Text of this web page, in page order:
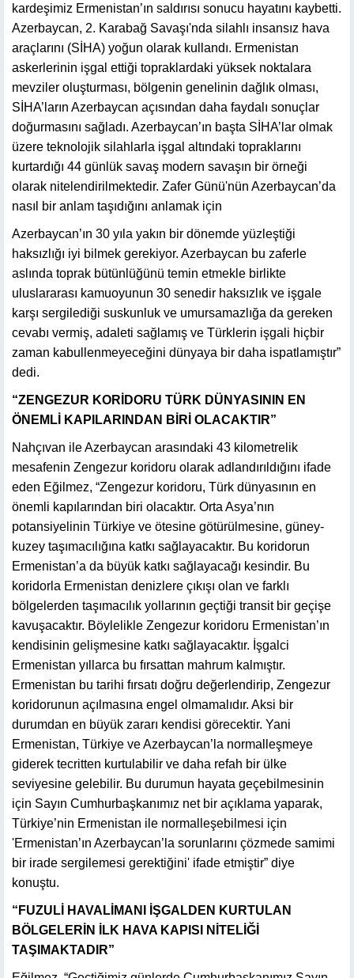
kardeşimiz Ermenistan’ın saldırısı sonucu hayatını kaybetti.
Azerbaycan, 2. Karabağ Savaşı'nda silahlı insansız hava
araçlarını (SİHA) yoğun olarak kullandı. Ermenistan
askerlerinin işgal ettiği topraklardaki yüksek noktalara
mevziler oluşturması, bölgenin genelinin dağlık olması,
SİHA’ların Azerbaycan açısından daha faydalı sonuçlar
doğurmasını sağladı. Azerbaycan’ın başta SİHA’lar olmak
üzere teknolojik silahlarla işgal altındaki topraklarını
kurtardığı 44 günlük savaş modern savaşın bir örneği
olarak nitelendirilmektedir. Zafer Günü'nün Azerbaycan’da
nasıl bir anlam taşıdığını anlamak için
Azerbaycan’ın 30 yıla yakın bir dönemde yüzleştiği
haksızlığı iyi bilmek gerekiyor. Azerbaycan bu zaferle
aslında toprak bütünlüğünü temin etmekle birlikte
uluslararası kamuoyunun 30 senedir haksızlık ve işgale
karşı sergilediği suskunluk ve umursamazlığa da gereken
cevabı vermiş, adaleti sağlamış ve Türklerin işgali hiçbir
zaman kabullenmeyeceğini dünyaya bir daha ispatlamıştır”
dedi.
“ZENGEZUR KORİDORU TÜRK DÜNYASININ EN
ÖNEMLİ KAPILARINDAN BİRİ OLACAKTIR”
Nahçıvan ile Azerbaycan arasındaki 43 kilometrelik
mesafenin Zengezur koridoru olarak adlandırıldığını ifade
eden Eğilmez, “Zengezur koridoru, Türk dünyasının en
önemli kapılarından biri olacaktır. Orta Asya’nın
potansiyelinin Türkiye ve ötesine götürülmesine, güney-
kuzey taşımacılığına katkı sağlayacaktır. Bu koridorun
Ermenistan’a da büyük katkı sağlayacağı kesindir. Bu
koridorla Ermenistan denizlere çıkışı olan ve farklı
bölgelerden taşımacılık yollarının geçtiği transit bir geçişe
kavuşacaktır. Böylelikle Zengezur koridoru Ermenistan’ın
kendisinin gelişmesine katkı sağlayacaktır. İşgalci
Ermenistan yıllarca bu fırsattan mahrum kalmıştır.
Ermenistan bu tarihi fırsatı doğru değerlendirip, Zengezur
koridorunun açılmasına engel olmamalıdır. Aksi bir
durumdan en büyük zararı kendisi görecektir. Yani
Ermenistan, Türkiye ve Azerbaycan’la normalleşmeye
giderek tecritten kurtulabilir ve daha refah bir ülke
seviyesine gelebilir. Bu durumun hayata geçebilmesinin
için Sayın Cumhurbaşkanımız net bir açıklama yaparak,
Türkiye’nin Ermenistan ile normalleşebilmesi için
'Ermenistan’ın Azerbaycan’la sorunlarını çözmede samimi
bir irade sergilemesi gerektiğini' ifade etmiştir” diye
konuştu.
“FUZULİ HAVALİMANI İŞGALDEN KURTULAN
BÖLGELERİN İLK HAVA KAPISI NİTELİĞİ
TAŞIMAKTADIR”